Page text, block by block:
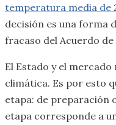
temperatura media de
decisión es una forma
fracaso del Acuerdo de
El Estado y el
climática. Es por esto
etapa: de preparación
etapa corresponde a